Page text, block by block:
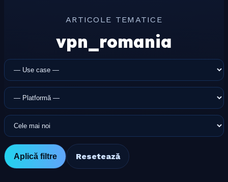
ARTICOLE TEMATICE
vpn_romania
Use
case
Platformă
Sortare
Aplică filtre Resetează